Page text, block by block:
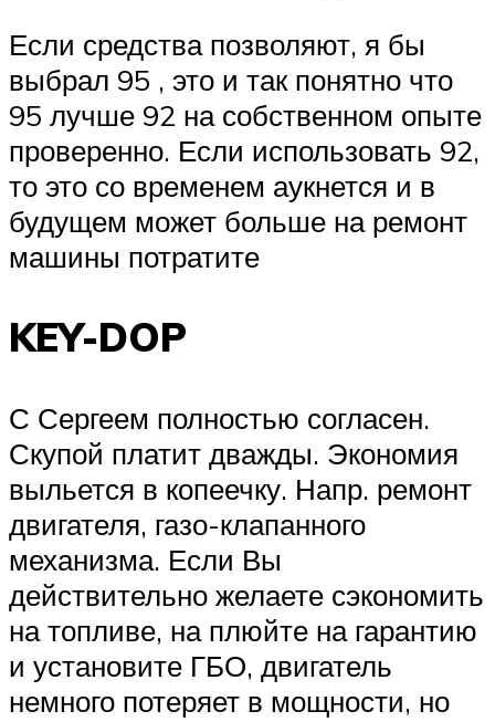
Если средства позволяют, я бы
выбрал 95 , это и так понятно что
95 лучше 92 на собственном опыте
проверенно. Если использовать 92,
то это со временем аукнется и в
будущем может больше на ремонт
машины потратите
KEY-DOP
С Сергеем полностью согласен.
Скупой платит дважды. Экономия
выльется в копеечку. Напр. ремонт
двигателя, газо-клапанного
механизма. Если Вы
действительно желаете сэкономить
на топливе, на плюйте на гарантию
и установите ГБО, двигатель
немного потеряет в мощности, но